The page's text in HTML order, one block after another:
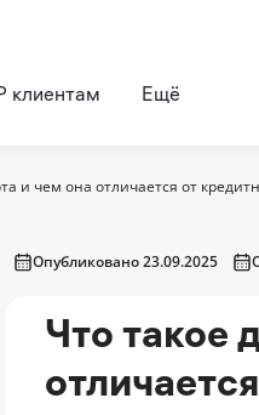
клиентам Ещё
и чем она отличается от
Опубликовано 23.09.2025
Что такое